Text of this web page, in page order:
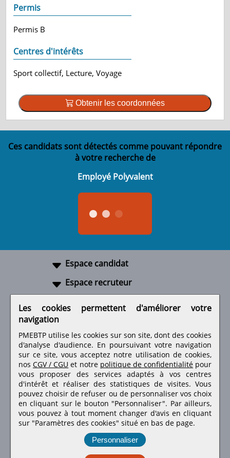
Permis
Permis B
Centres d'intérêts
Sport collectif, Lecture, Voyage
Obtenir les coordonnées
Ces candidats sont détectés comme pouvant répondre
à votre recherche de
Employé Polyvalent
Espace candidat
Espace recruteur
Retrouvez-nous sur les réseaux sociaux
Les cookies permettent d'améliorer votre
navigation
PMEBTP utilise les cookies sur son site, dont des cookies
d'analyse d'audience. En poursuivant votre navigation
sur ce site, vous acceptez notre utilisation de cookies,
nos CGV / CGU et notre politique de confidentialité pour
vous proposer des services adaptés à vos centres
d'intérêt et réaliser des statistiques de visites.Vous
pouvez choisir de refuser ou de personnaliser vos choix
en cliquant sur le bouton "Personnaliser". Par ailleurs,
vous pouvez à tout moment changer d'avis en cliquant
sur "Paramètres des cookies" situé en bas de page.
Personnaliser